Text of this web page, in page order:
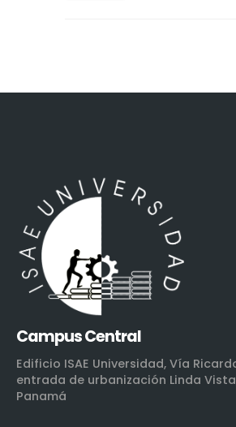
Campus Central
Edificio ISAE Universidad, Vía
entrada de urbanización Linda
Panamá